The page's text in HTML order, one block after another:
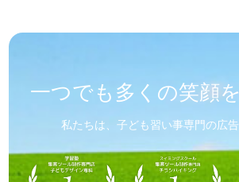
一つでも 多くの笑顔を
私たちは、子ども習い事専門の広告